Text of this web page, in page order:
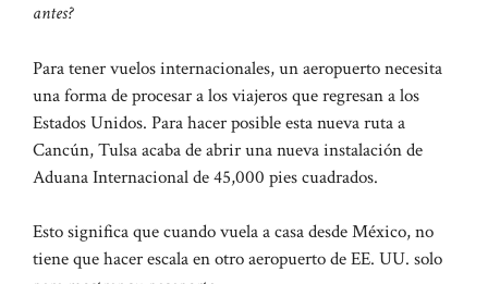
antes?
Para tener vuelos internacionales, un aeropuerto necesita
una forma de procesar a los viajeros que regresan a los
Estados Unidos. Para hacer posible esta nueva ruta a
Cancún, Tulsa acaba de abrir una nueva instalación de
Aduana Internacional de 45,000 pies cuadrados.
Esto significa que cuando vuela a casa desde México, no
tiene que hacer escala en otro aeropuerto de EE. UU. solo